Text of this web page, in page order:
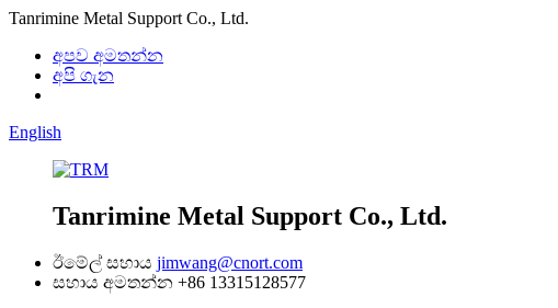
Tanrimine Metal Support Co., Ltd.
අපව අමතන්න
අපි ගැන
English
Tanrimine Metal Support Co., Ltd.
ඊමේල් සහාය jimwang@cnort.com
සහාය අමතන්න +86 13315128577